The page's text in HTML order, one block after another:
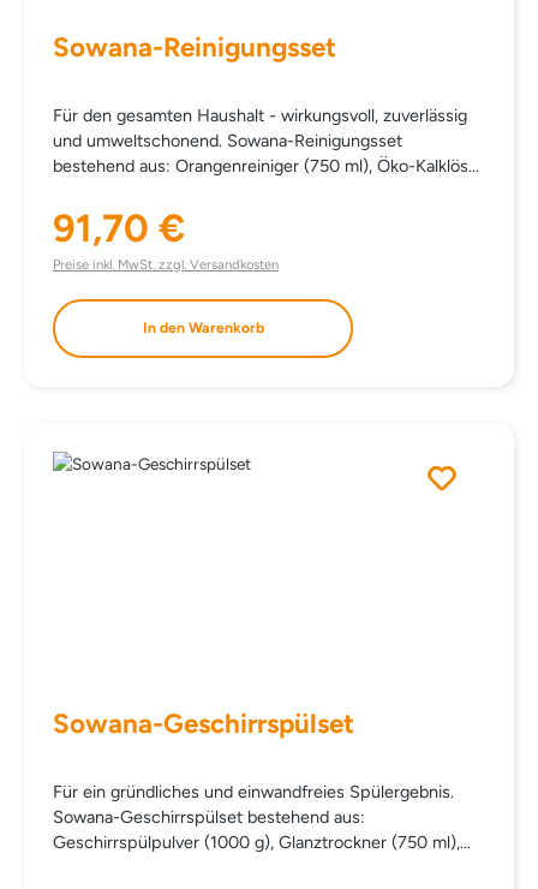
Sowana-Reinigungsset
Für den gesamten Haushalt - wirkungsvoll, zuverlässig
und umweltschonend. Sowana-Reinigungsset
bestehend aus: Orangenreiniger (750 ml), Öko-Kalklöser
Regulärer Preis:
91,70 €
Preise inkl. MwSt. zzgl. Versandkosten
In den Warenkorb
Sowana-Geschirrspülset
Für ein gründliches und einwandfreies Spülergebnis.
Sowana-Geschirrspülset bestehend aus:
Geschirrspülpulver (1000 g), Glanztrockner (750 ml),